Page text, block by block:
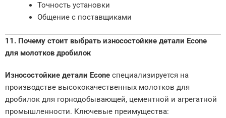
Точность установки
Общение с поставщиками
11. Почему стоит выбрать износостойкие детали Econe
для молотков дробилок
Износостойкие детали Econe специализируется на
производстве высококачественных молотков для
дробилок для горнодобывающей, цементной и агрегатной
промышленности. Ключевые преимущества: